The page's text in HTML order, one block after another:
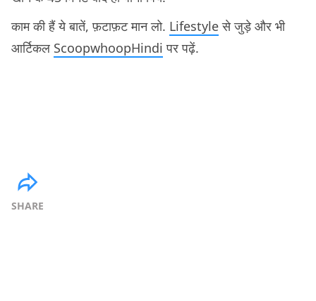
काम की हैं ये बातें, फ़टाफ़ट मान लो. Lifestyleसे जुड़े और भी
आर्टिकल ScoopwhoopHindi पर पढ़ें.
SHARE